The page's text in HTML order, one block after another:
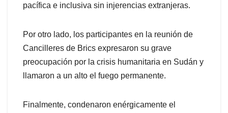
pacífica e inclusiva sin injerencias extranjeras.
Por otro lado, los participantes en la reunión de
Cancilleres de Brics expresaron su grave
preocupación por la crisis humanitaria en Sudán y
llamaron a un alto el fuego permanente.
Finalmente, condenaron enérgicamente el